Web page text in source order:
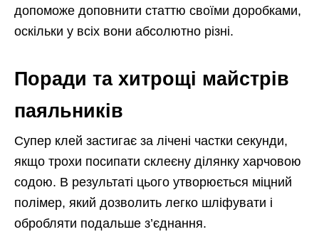
допоможе доповнити статтю своїми доробками,
оскільки у всіх вони абсолютно різні.
Поради та хитрощі майстрів
паяльників
Супер клей застигає за лічені частки секунди,
якщо трохи посипати склеєну ділянку харчовою
содою. В результаті цього утворюється міцний
полімер, який дозволить легко шліфувати і
обробляти подальше з’єднання.